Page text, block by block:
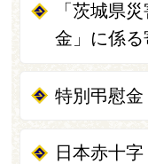
「茨城県
金」に係
特別弔慰金
日本赤十字